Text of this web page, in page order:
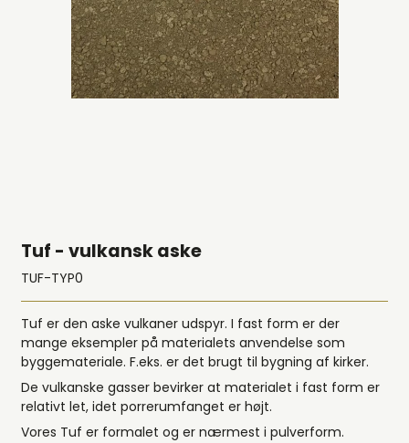
Tuf - vulkansk aske
TUF-TYP0
Tuf er den aske vulkaner udspyr. I fast form er der
mange eksempler på materialets anvendelse som
byggemateriale. F.eks. er det brugt til bygning af kirker.
De vulkanske gasser bevirker at materialet i fast form er
relativt let, idet porrerumfanget er højt.
Vores Tuf er formalet og er nærmest i pulverform.